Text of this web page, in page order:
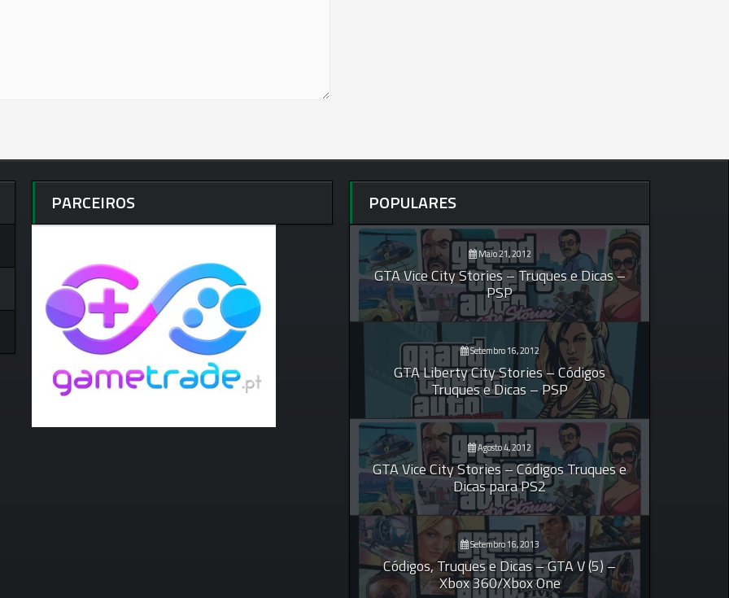
PARCEIROS POPULARES
Maio 21, 2012
GTA Vice City Stories – Truques e Dicas –
PSP
Setembro 16, 2012
GTA Liberty City Stories – Códigos
Truques e Dicas – PSP
Agosto 4, 2012
GTA Vice City Stories – Códigos Truques e
Dicas para PS2
Setembro 16, 2013
Códigos, Truques e Dicas – GTA V (5) –
Xbox 360/Xbox One